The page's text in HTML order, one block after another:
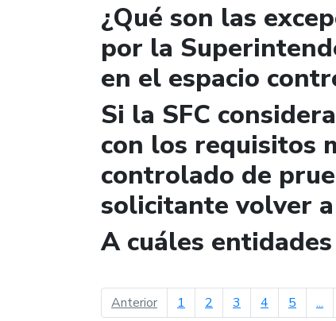
¿Qué son las
por la
en el espacio
Si la SFC
con los requisitos
controlado de
solicitante volver
A cuáles
Anteriorpágina anterior
1 2 3 4 5 ...